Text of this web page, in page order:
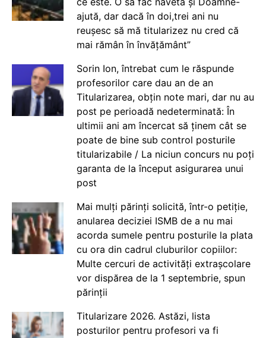
ajută, dar dacă în doi,trei ani nu
reușesc să mă titularizez nu cred că
mai rămân în învățământ”
Sorin Ion, întrebat cum le răspunde
profesorilor care dau an de an
Titularizarea, obțin note mari, dar nu au
post pe perioadă nedeterminată: În
ultimii ani am încercat să ținem cât se
poate de bine sub control posturile
titularizabile / La niciun concurs nu poți
garanta de la început asigurarea unui
post
Mai mulți părinți solicită, într-o petiție,
anularea deciziei ISMB de a nu mai
acorda sumele pentru posturile la plata
cu ora din cadrul cluburilor copiilor:
Multe cercuri de activități extrașcolare
vor dispărea de la 1 septembrie, spun
părinții
Titularizare 2026. Astăzi, lista
posturilor pentru profesori va fi